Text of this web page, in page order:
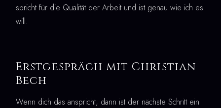
spricht für die Qualität der Arbeit und ist genau wie ich es
will.
Erstgespräch mit Christian
Bech
Wenn dich das anspricht, dann ist der nächste Schritt ein